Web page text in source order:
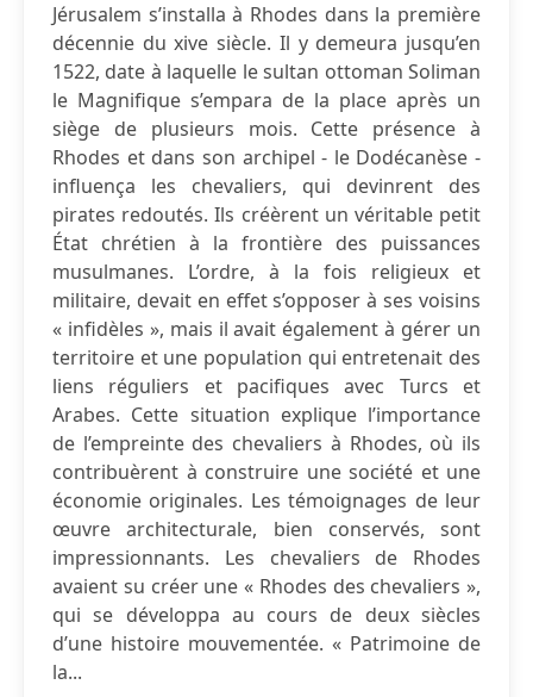
Jérusalem s’installa à Rhodes dans la première
décennie du xive siècle. Il y demeura jusqu’en
1522, date à laquelle le sultan ottoman Soliman
le Magnifique s’empara de la place après un
siège de plusieurs mois. Cette présence à
Rhodes et dans son archipel - le Dodécanèse -
influença les chevaliers, qui devinrent des
pirates redoutés. Ils créèrent un véritable petit
État chrétien à la frontière des puissances
musulmanes. L’ordre, à la fois religieux et
militaire, devait en effet s’opposer à ses voisins
« infidèles », mais il avait également à gérer un
territoire et une population qui entretenait des
liens réguliers et pacifiques avec Turcs et
Arabes. Cette situation explique l’importance
de l’empreinte des chevaliers à Rhodes, où ils
contribuèrent à construire une société et une
économie originales. Les témoignages de leur
œuvre architecturale, bien conservés, sont
impressionnants. Les chevaliers de Rhodes
avaient su créer une « Rhodes des chevaliers »,
qui se développa au cours de deux siècles
d’une histoire mouvementée. « Patrimoine de
la...